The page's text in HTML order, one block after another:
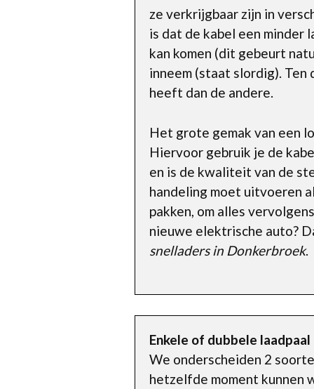
ze verkrijgbaar zijn in
is dat de kabel een minder
kan komen (dit gebeurt
inneem (staat slordig).
heeft dan de andere.
Het grote gemak van een
Hiervoor gebruik je de
en is de kwaliteit van de
handeling moet uitvoeren
pakken, om alles
nieuwe elektrische auto?
snelladers in Donkerbroek.
Enkele of dubbele laadpaal
We onderscheiden 2
hetzelfde moment kunnen